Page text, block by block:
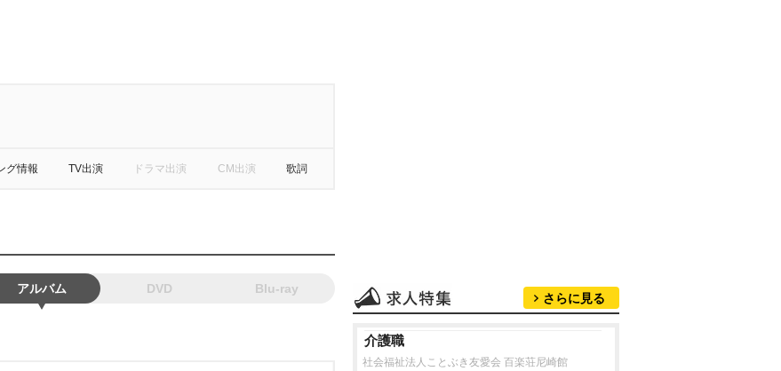
グ情報 TV出演 ドラマ出演 CM出演 歌詞
アルバム DVD Blu-ray
さらに見る
介護職
社会福祉法人ことぶき友愛会 百楽荘尼崎館